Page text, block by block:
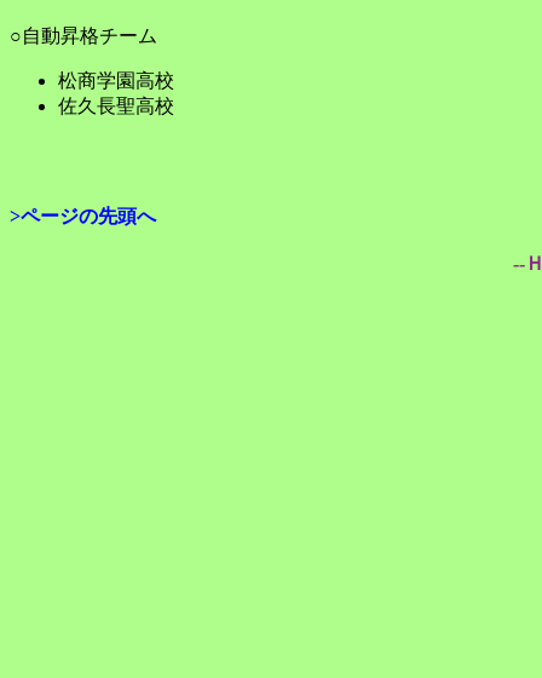
○自動昇格チーム
松商学園高校
佐久長聖高校
>ページの先頭へ
--